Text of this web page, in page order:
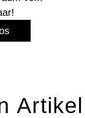
Artikel